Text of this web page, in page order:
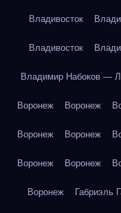
Владивосток
Владивосток
Владимир Набоков —
Воронеж Воронеж
Воронеж Воронеж
Воронеж Воронеж
Воронеж Габриэль